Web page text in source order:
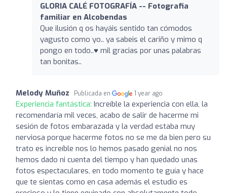
GLORIA CALÉ FOTOGRAFÍA -- Fotografia
familiar en Alcobendas
Que ilusión q os hayáis sentido tan cómodos
yagusto como yo.. ya sabeis el cariño y mimo q
pongo en todo..♥️ mil gracias por unas palabras
tan bonitas..
Melody Muñoz Publicada en 1 year ago
Experiencia fantástica: Increíble la experiencia con ella, la
recomendaría mil veces, acabo de salir de hacerme mi
sesión de fotos embarazada y la verdad estaba muy
nerviosa porque hacerme fotos no se me da bien pero su
trato es increíble nos lo hemos pasado genial no nos
hemos dado ni cuenta del tiempo y han quedado unas
fotos espectaculares, en todo momento te guía y hace
que te sientas como en casa además el estudio es